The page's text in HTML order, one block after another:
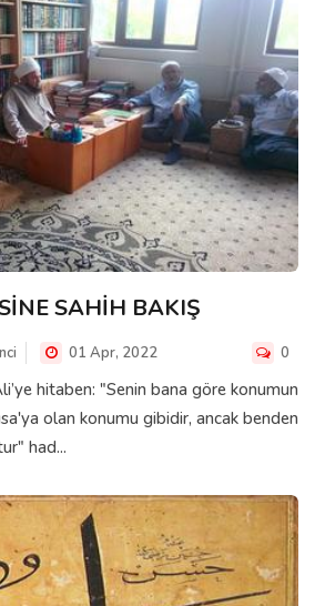
SAHİH BAKIŞ
01 Apr, 2022 0
hitaben: "Senin bana göre konumun
olan konumu gibidir, ancak benden
had...